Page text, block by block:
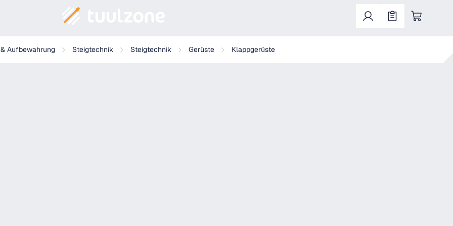
Warenkorb enthält 0 Positionen. Der
Aufbewahrung Steigtechnik Steigtechnik Gerüste Klappgerüste